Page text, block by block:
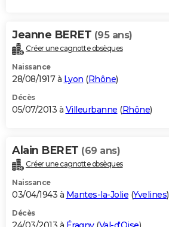
Jeanne BERET (95 ans)
Créer une cagnotte obsèques
Naissance
28/08/1917 à Lyon (Rhône)
Décès
05/07/2013 à Villeurbanne (Rhône)
Alain BERET (69 ans)
Créer une cagnotte obsèques
Naissance
03/04/1943 à Mantes-la-Jolie (Yvelines)
Décès